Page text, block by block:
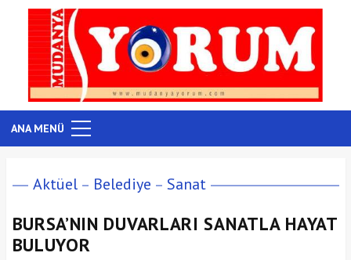
ANA MENÜ
Aktüel Belediye Sanat
BURSA’NIN DUVARLARI SANATLA HAYAT
BULUYOR